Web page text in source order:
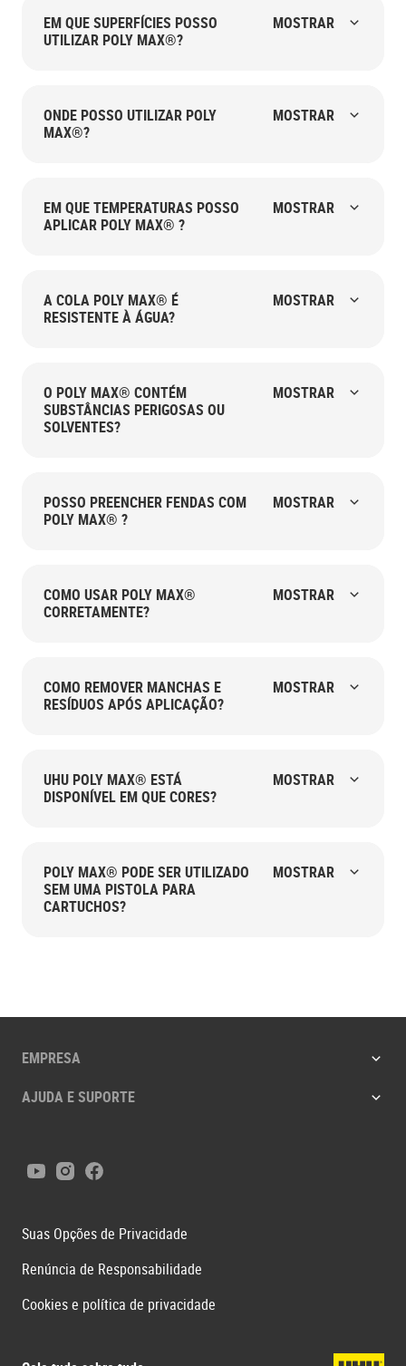
EM QUE SUPERFÍCIES POSSO
UTILIZAR POLY MAX®?
MOSTRAR
ONDE POSSO UTILIZAR POLY
MAX®?
MOSTRAR
EM QUE TEMPERATURAS POSSO
APLICAR POLY MAX® ?
MOSTRAR
A COLA POLY MAX® É
RESISTENTE À ÁGUA?
MOSTRAR
O POLY MAX® CONTÉM
SUBSTÂNCIAS PERIGOSAS OU
SOLVENTES?
MOSTRAR
POSSO PREENCHER FENDAS COM
POLY MAX® ?
MOSTRAR
COMO USAR POLY MAX®
CORRETAMENTE?
MOSTRAR
COMO REMOVER MANCHAS E
RESÍDUOS APÓS APLICAÇÃO?
MOSTRAR
UHU POLY MAX® ESTÁ
DISPONÍVEL EM QUE CORES?
MOSTRAR
POLY MAX® PODE SER UTILIZADO
SEM UMA PISTOLA PARA
CARTUCHOS?
MOSTRAR
EMPRESA
AJUDA E SUPORTE
YoutubeInstagram
Facebook
Suas Opções de Privacidade
Renúncia de Responsabilidade
Cookies e política de privacidade